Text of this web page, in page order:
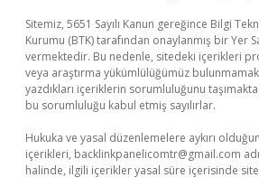
Sitemiz, 5651 Sayılı Kanun gereğince Bilgi
Kurumu (BTK) tarafından onaylanmış bir Yer
vermektedir. Bu nedenle, sitedeki içerikleri
veya araştırma yükümlülüğümüz
yazdıkları içeriklerin sorumluluğunu
bu sorumluluğu kabul etmiş sayılırlar.
Hukuka ve yasal düzenlemelere aykırı
içerikleri, backlinkpanelicomtr@gmail.com
halinde, ilgili içerikler yasal süre içerisinde